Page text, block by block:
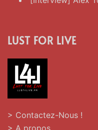
LUST FOR LIVE
> Contactez-Nous !